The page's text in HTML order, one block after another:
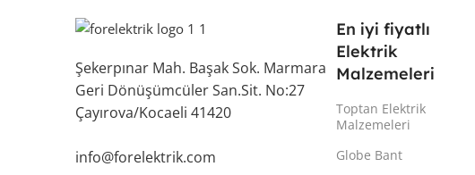
Şekerpınar Mah. Başak Sok. Marmara
Geri Dönüşümcüler San.Sit. No:27
Çayırova/Kocaeli 41420
info@forelektrik.com
En iyi fiyatlı
Elektrik
Malzemeleri
Toptan Elektrik
Malzemeleri
Globe Bant